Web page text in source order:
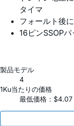
タイマ
フォールト後
16ピンSSOP
製品モデル
4
1Ku当たりの価格
最低価格：$4.07